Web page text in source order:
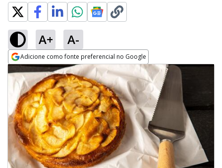
A+ A-
Adicione como fonte preferencial no Google
Opens in new window